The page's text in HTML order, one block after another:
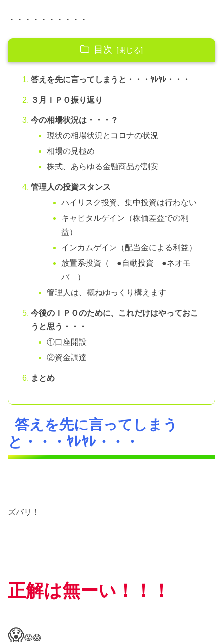
・・・・・・・・・・
目次
答えを先に言ってしまうと・・・ﾔﾚﾔﾚ・・・
３月ＩＰＯ振り返り
今の相場状況は・・・？
現状の相場状況とコロナの状況
相場の見極め
株式、あらゆる金融商品が割安
管理人の投資スタンス
ハイリスク投資、集中投資は行わない
キャピタルゲイン（株価差益での利
益）
インカムゲイン（配当金による利益）
放置系投資（ ●自動投資 ●ネオモ
バ ）
管理人は、概ねゆっくり構えます
今後のＩＰＯのために、これだけはやっておこ
うと思う・・・
①口座開設
②資金調達
まとめ
答えを先に言ってしまう
と・・・ﾔﾚﾔﾚ・・・
ズバリ！
正解は無ーい！！！
😱😱😱